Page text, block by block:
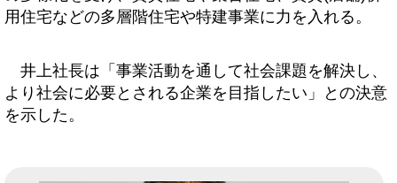
用住宅などの多層階住宅や特建事業に力を入れる。
井上社長は「事業活動を通して社会課題を解決し、
より社会に必要とされる企業を目指したい」との決意
を示した。